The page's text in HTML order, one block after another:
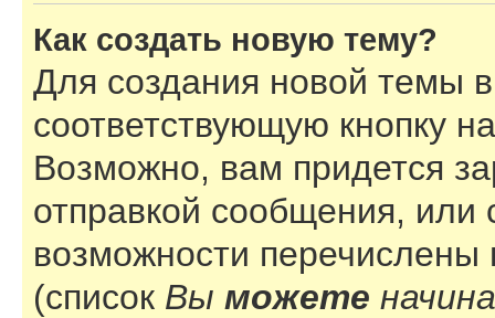
Как создать новую тему?
Для создания новой темы
соответствующую кнопку
Возможно, вам придется
отправкой сообщения,
возможности
(список Вы можете